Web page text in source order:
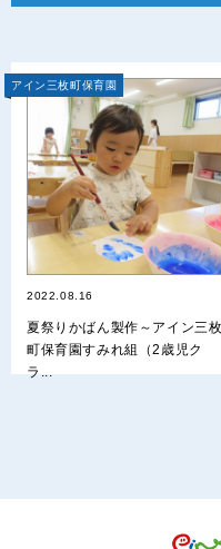
アイン三枚町保育園
2022.08.16
夏祭りかばん製作～アイン三枚
町保育園すみれ組（2歳児ク
ラ...